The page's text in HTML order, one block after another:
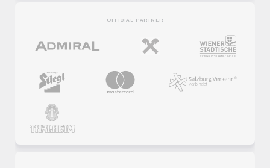
OFFICIAL PARTNER